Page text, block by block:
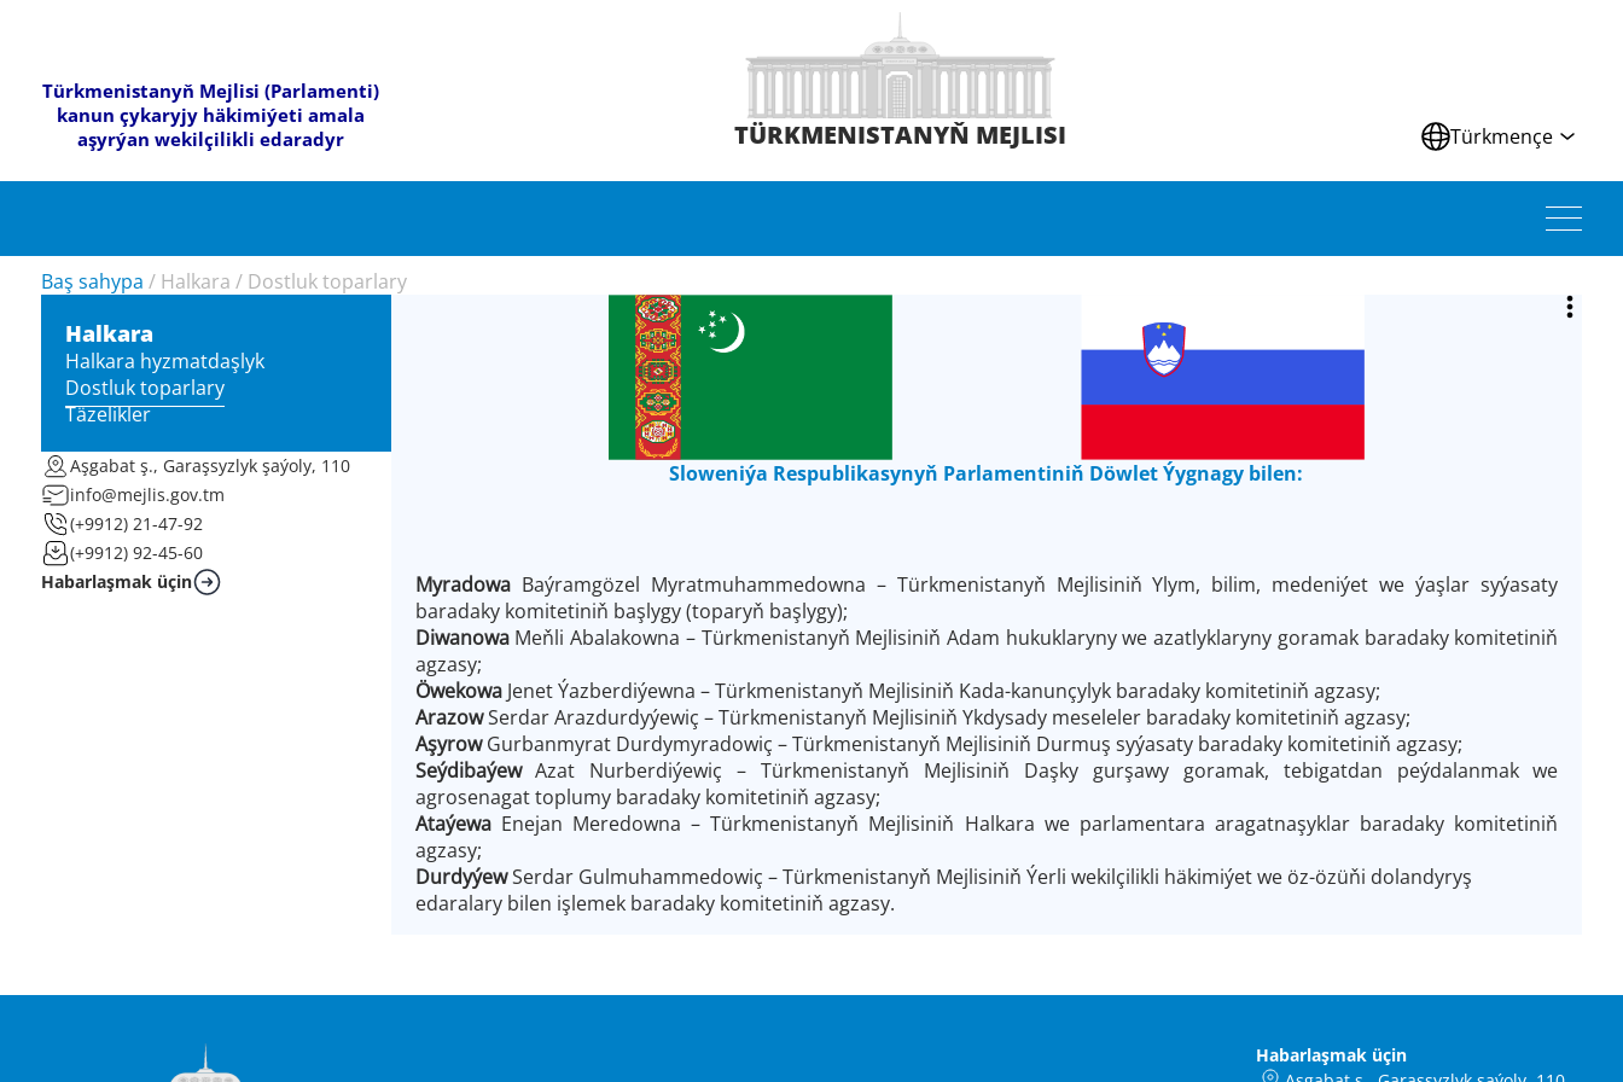
Türkmenistanyň Mejlisi (Parlamenti)
kanun çykaryjy häkimiýeti amala
aşyrýan wekilçilikli edaradyr
TÜRKMENISTANYŇ MEJLISI Türkmençe
Baş sahypa / Halkara / Dostluk toparlary
Halkara
Halkara hyzmatdaşlyk
Dostluk toparlary
Täzelikler
Aşgabat ş., Garaşsyzlyk şaýoly, 110
info@mejlis.gov.tm
(+9912) 21-47-92
(+9912) 92-45-60
Habarlaşmak üçin
Sloweniýa Respublikasynyň Parlamentiniň Döwlet Ýygnagy bilen:
MyradowaBaýramgözel Myratmuhammedowna – Türkmenistanyň Mejlisiniň Ylym, bilim, medeniýet we ýaşlar syýasaty
baradaky komitetiniň başlygy (toparyň başlygy);
Diwanowa Meňli Abalakowna – Türkmenistanyň Mejlisiniň Adam hukuklaryny we azatlyklaryny goramak baradaky komitetiniň
agzasy;
ÖwekowaJenet Ýazberdiýewna – Türkmenistanyň Mejlisiniň Kada-kanunçylyk baradaky komitetiniň agzasy;
ArazowSerdar Arazdurdyýewiç – Türkmenistanyň Mejlisiniň Ykdysady meseleler baradaky komitetiniň agzasy;
AşyrowGurbanmyrat Durdymyradowiç – Türkmenistanyň Mejlisiniň Durmuş syýasaty baradaky komitetiniň agzasy;
SeýdibaýewAzat Nurberdiýewiç – Türkmenistanyň Mejlisiniň Daşky gurşawy goramak, tebigatdan peýdalanmak we
agrosenagat toplumy baradaky komitetiniň agzasy;
Ataýewa Enejan Meredowna – Türkmenistanyň Mejlisiniň Halkara we parlamentara aragatnaşyklar baradaky komitetiniň
agzasy;
DurdyýewSerdar Gulmuhammedowiç – Türkmenistanyň Mejlisiniň Ýerli wekilçilikli häkimiýet we öz-özüňi dolandyryş
edaralary bilen işlemek baradaky komitetiniň agzasy.
Habarlaşmak üçin